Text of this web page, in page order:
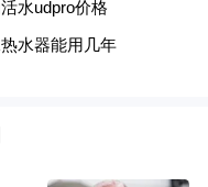
注意事项和健康
面引领行业新标